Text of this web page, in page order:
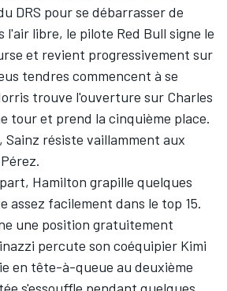
DRS pour se débarrasser de
l'air libre, le pilote Red Bull signe le
et revient progressivement sur
tendres commencent à se
trouve l'ouverture sur Charles
tour et prend la cinquième place.
, Sainz résiste vaillamment aux
Hamilton grapille quelques
assez facilement dans le top 15.
une position gratuitement
percute son coéquipier Kimi
en tête-à-queue au deuxième